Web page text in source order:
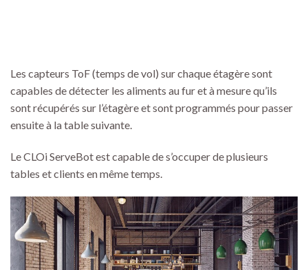
Les capteurs ToF (temps de vol) sur chaque étagère sont
capables de détecter les aliments au fur et à mesure qu’ils
sont récupérés sur l’étagère et sont programmés pour passer
ensuite à la table suivante.
Le CLOi ServeBot est capable de s’occuper de plusieurs
tables et clients en même temps.